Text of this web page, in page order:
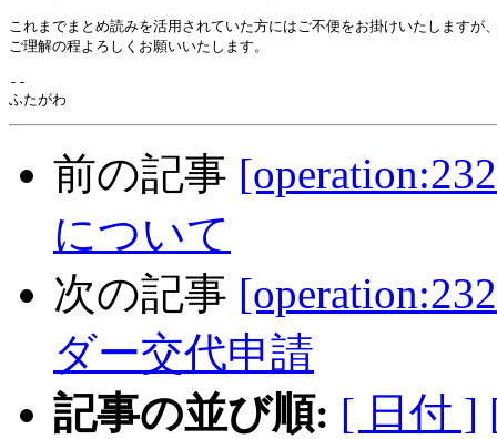
これまでまとめ読みを活用されていた方にはご不便をお掛けいたしますが
ご理解の程よろしくお願いいたします。
--
前の記事
について
次の記事
ダー交代申請
記事の並び順: [ 日付 ]